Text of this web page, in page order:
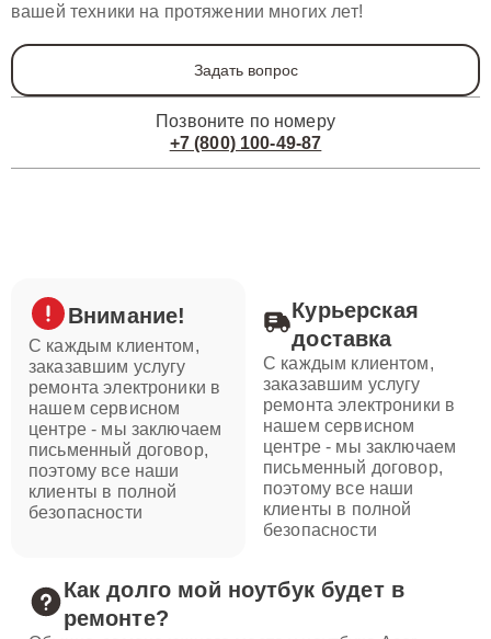
вашей техники на протяжении многих лет!
Задать вопрос
Позвоните по номеру
+7 (800) 100-49-87
Внимание!
С каждым клиентом,
заказавшим услугу
ремонта электроники в
нашем сервисном
центре - мы заключаем
письменный договор,
поэтому все наши
клиенты в полной
безопасности
Курьерская
доставка
С каждым клиентом,
заказавшим услугу
ремонта электроники в
нашем сервисном
центре - мы заключаем
письменный договор,
поэтому все наши
клиенты в полной
безопасности
Как долго мой ноутбук будет в
ремонте?